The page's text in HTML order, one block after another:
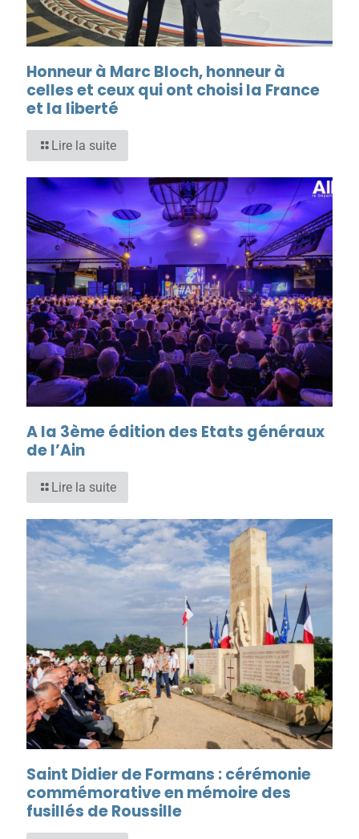
Honneur à Marc Bloch, honneur à
celles et ceux qui ont choisi la France
et la liberté
Lire la suite
A la 3ème édition des Etats généraux
de l’Ain
Lire la suite
Saint Didier de Formans : cérémonie
commémorative en mémoire des
fusillés de Roussille